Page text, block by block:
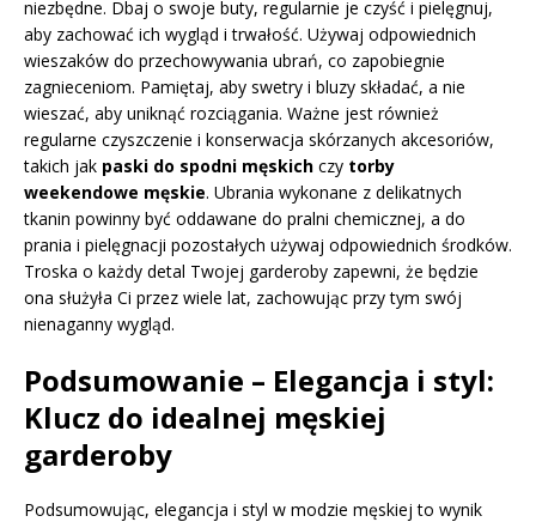
niezbędne. Dbaj o swoje buty, regularnie je czyść i pielęgnuj,
aby zachować ich wygląd i trwałość. Używaj odpowiednich
wieszaków do przechowywania ubrań, co zapobiegnie
zagnieceniom. Pamiętaj, aby swetry i bluzy składać, a nie
wieszać, aby uniknąć rozciągania. Ważne jest również
regularne czyszczenie i konserwacja skórzanych akcesoriów,
takich jak paski do spodni męskich czy torby
weekendowe męskie. Ubrania wykonane z delikatnych
tkanin powinny być oddawane do pralni chemicznej, a do
prania i pielęgnacji pozostałych używaj odpowiednich środków.
Troska o każdy detal Twojej garderoby zapewni, że będzie
ona służyła Ci przez wiele lat, zachowując przy tym swój
nienaganny wygląd.
Podsumowanie – Elegancja i styl:
Klucz do idealnej męskiej
garderoby
Podsumowując, elegancja i styl w modzie męskiej to wynik